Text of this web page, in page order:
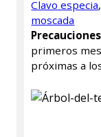
Clavo especia,
moscada
primeros
próximas a